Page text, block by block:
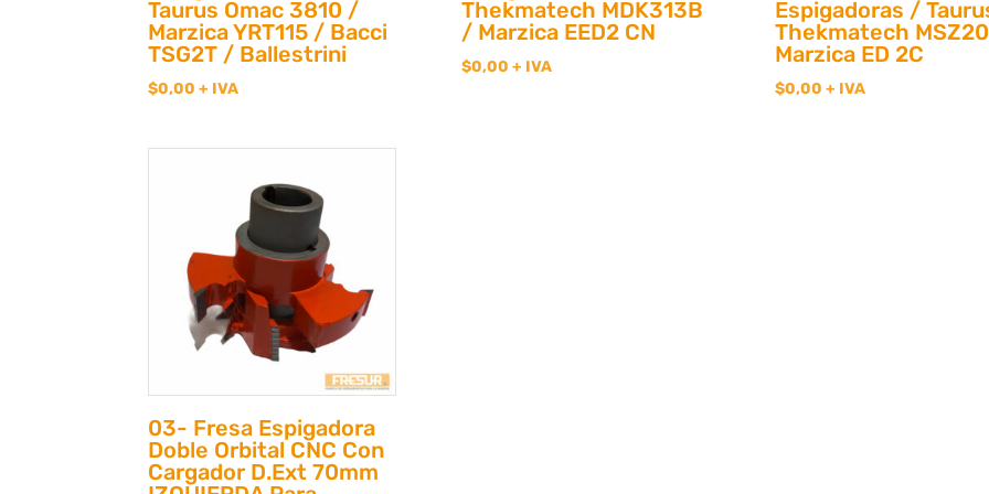
Taurus Omac 3810 /
Marzica YRT115 / Bacci
TSG2T / Ballestrini
$0,00 + IVA
Thekmatech MDK313B
/ Marzica EED2 CN
$0,00 + IVA
Espigadoras /
Thekmatech
Marzica ED 2C
$0,00 + IVA
03- Fresa Espigadora
Doble Orbital CNC Con
Cargador D.Ext 70mm